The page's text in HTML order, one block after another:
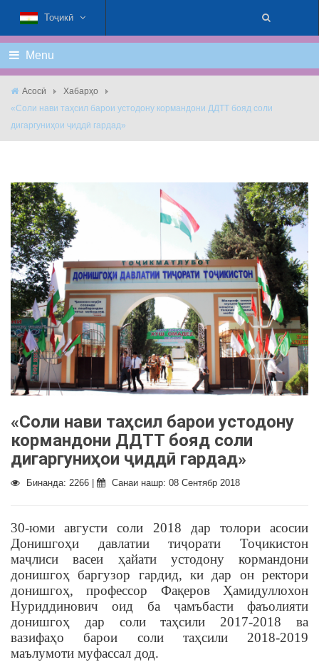
Тоҷикӣ
Menu
Асосӣ
Хабарҳо
«Соли нави таҳсил барои устодону кормандони ДДТТ бояд соли
дигаргуниҳои ҷиддӣ гардад»
«Соли нави таҳсил барои устодону
кормандони ДДТТ бояд соли
дигаргуниҳои ҷиддӣ гардад»
Бинанда: 2266 | Санаи нашр: 08 Сентябр 2018
30-юми августи соли 2018 дар толори асосии
Донишгоҳи давлатии тиҷорати Тоҷикистон
маҷлиси васеи ҳайати устодону кормандони
донишгоҳ баргузор гардид, ки дар он ректори
донишгоҳ, профессор ФақеровҲамидуллохон
Нуриддинович оид ба ҷамъбасти фаъолияти
донишгоҳ дар соли таҳсили 2017-2018 ва
вазифаҳо барои соли таҳсили 2018-2019
маълумоти муфассал дод.